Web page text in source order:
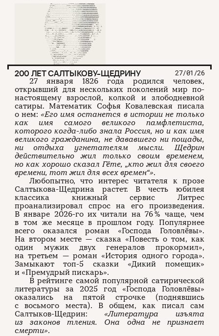
200 ЛЕТ САЛТЫКОВУ-ЩЕДРИНУ 27/01/26
27 января 1826 года родился человек,
открывший для нескольких поколений мир по-
настоящему взрослой, колкой и злободневной
сатиры. Математик Софья Ковалевская писала
о нем: «Его имя останется в истории не только
как имя самого великого памфлетиста,
которого когда-либо знала Россия, но и как имя
великого гражданина, не дававшего ни пощады,
ни отдыха угнетателям мысли. Щедрин
действительно жил только своим временем,
но как хорошо сказал Гёте, „кто жил для своего
времени, тот жил для всех времен“».
Любопытно, что интерес читателя к прозе
Салтыкова-Щедрина растет. В честь юбилея
классика книжный сервис Литрес
проанализировал спрос на его произведения.
В январе 2026-го их читали на 76 % чаще, чем
в том же месяце в прошлом году. Популярнее
всего оказался роман «Господа Головлёвы».
На втором месте — сказка «Повесть о том, как
один мужик двух генералов прокормил»,
на третьем — роман «История одного города».
Замыкают топ-5 сказки «Дикий помещик»
и «Премудрый пискарь».
В рейтинге самой популярной сатирической
литературы за 2025 год «Господа Головлёвы»
оказались на пятой строчке (поднявшись
с восьмого места). В общем, как писал сам
Салтыков-Щедрин: «Литература изъята
из законов тления. Она одна не признает
смерти».